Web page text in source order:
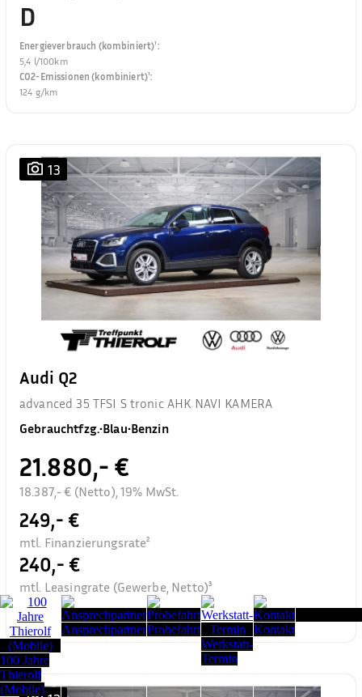
D
Energieverbrauch (kombiniert)¹:
5,4 l/100km
CO2-Emissionen (kombiniert)¹:
124 g/km
13
Audi Q2
advanced 35 TFSI S tronic AHK NAVI KAMERA
Gebrauchtfzg.•Blau•Benzin
21.880,- €
18.387,- € (Netto), 19% MwSt.
249,- €
mtl. Finanzierungsrate²
240,- €
mtl. Leasingrate (Gewerbe, Netto)³
100 Jahre
Thierolf
(Mobile)
AnsprechpartnerProbefahrt
Werkstatt-
Termin
Kontakt